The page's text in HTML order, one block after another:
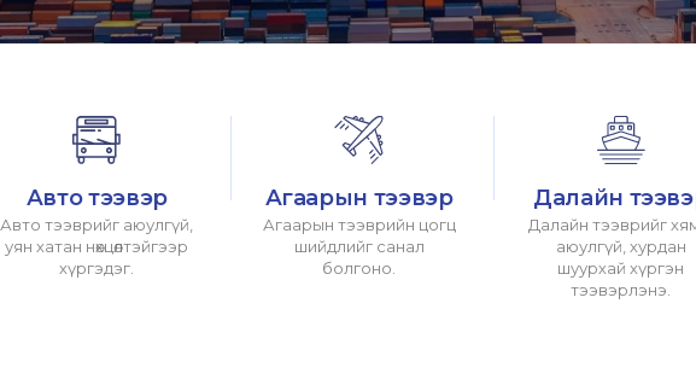
Авто тээвэр
Авто тээврийг аюулгүй,
уян хатан нөхцөлтэйгээр
хүргэдэг.
Агаарын тээвэр
Агаарын тээврийн цогц
шийдлийг санал
болгоно.
Далайн
Далайн тээврийг
аюулгүй, хурдан
шуурхай хүргэн
тээвэрлэнэ.